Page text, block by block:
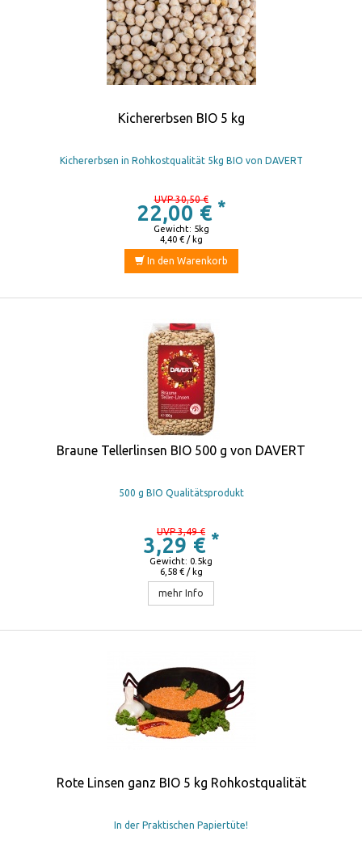
Kichererbsen BIO 5 kg
Kichererbsen in Rohkostqualität 5kg BIO von DAVERT
UVP 30,50 €
22,00 € *
4,40 € / kg
Gewicht: 5kg
In den Warenkorb
Braune Tellerlinsen BIO 500 g von DAVERT
500 g BIO Qualitätsprodukt
UVP 3,49 €
3,29 € *
6,58 € / kg
Gewicht: 0.5kg
mehr Info
Rote Linsen ganz BIO 5 kg Rohkostqualität
In der Praktischen Papiertüte!